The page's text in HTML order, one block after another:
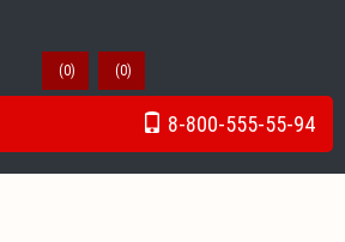
(0) (0)
8-800-555-55-94